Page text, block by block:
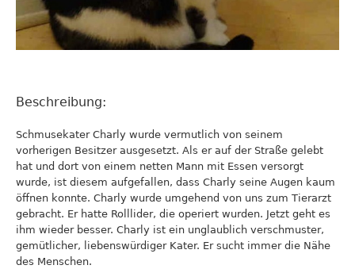
Beschreibung:
Schmusekater Charly wurde vermutlich von seinem
vorherigen Besitzer ausgesetzt. Als er auf der Straße gelebt
hat und dort von einem netten Mann mit Essen versorgt
wurde, ist diesem aufgefallen, dass Charly seine Augen kaum
öffnen konnte. Charly wurde umgehend von uns zum Tierarzt
gebracht. Er hatte Rolllider, die operiert wurden. Jetzt geht es
ihm wieder besser. Charly ist ein unglaublich verschmuster,
gemütlicher, liebenswürdiger Kater. Er sucht immer die Nähe
des Menschen.